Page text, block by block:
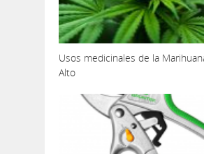
Usos medicinales de la
Alto